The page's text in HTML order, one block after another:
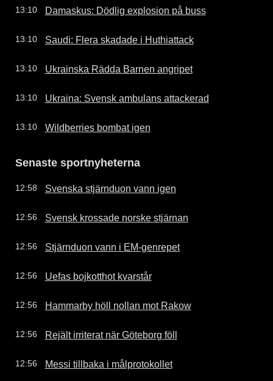
13:10 Damaskus: Dödlig explosion på buss
13:10 Saudi: Flera skadade i Huthiattack
13:10 Ukrainska Rädda Barnen angripet
13:10 Ukraina: Svensk ambulans attackerad
13:10 Wildberries bombat igen
Senaste sportnyheterna
12:58 Svenska stjärnduon vann igen
12:56 Svensk krossade norske stjärnan
12:56 Stjärnduon vann i EM-genrepet
12:56 Uefas bojkotthot kvarstår
12:56 Hammarby höll nollan mot Rakow
12:56 Rejält irriterat när Göteborg föll
12:56 Messi tillbaka i målprotokollet